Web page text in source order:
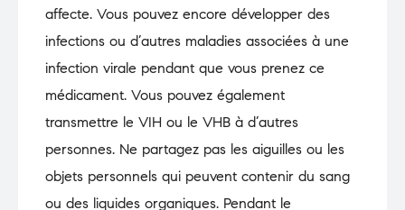
affecte. Vous pouvez encore développer des
infections ou d’autres maladies associées à une
infection virale pendant que vous prenez ce
médicament. Vous pouvez également
transmettre le VIH ou le VHB à d’autres
personnes. Ne partagez pas les aiguilles ou les
objets personnels qui peuvent contenir du sang
ou des liquides organiques. Pendant le